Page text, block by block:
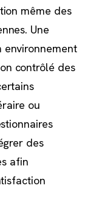
même des
Une
environnement
contrôlé des
ou
des
afin